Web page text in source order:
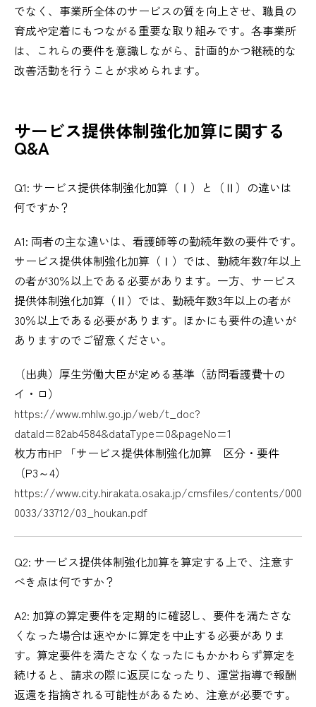
でなく、事業所全体のサービスの質を向上させ、職員の
育成や定着にもつながる重要な取り組みです。各事業所
は、これらの要件を意識しながら、計画的かつ継続的な
改善活動を行うことが求められます。
サービス提供体制強化加算に関する
Q&A
Q1: サービス提供体制強化加算（Ⅰ）と（Ⅱ）の違いは
何ですか？
A1: 両者の主な違いは、看護師等の勤続年数の要件です。
サービス提供体制強化加算（Ⅰ）では、勤続年数7年以上
の者が30％以上である必要があります。一方、サービス
提供体制強化加算（Ⅱ）では、勤続年数3年以上の者が
30％以上である必要があります。ほかにも要件の違いが
ありますのでご留意ください。
（出典）厚生労働大臣が定める基準（訪問看護費十の
イ・ロ）
https://www.mhlw.go.jp/web/t_doc?
dataId=82ab4584&dataType=0&pageNo=1
枚方市HP 「サービス提供体制強化加算 区分・要件
（P3～4）
https://www.city.hirakata.osaka.jp/cmsfiles/contents/000
0033/33712/03_houkan.pdf
Q2: サービス提供体制強化加算を算定する上で、注意す
べき点は何ですか？
A2: 加算の算定要件を定期的に確認し、要件を満たさな
くなった場合は速やかに算定を中止する必要がありま
す。算定要件を満たさなくなったにもかかわらず算定を
続けると、請求の際に返戻になったり、運営指導で報酬
返還を指摘される可能性があるため、注意が必要です。